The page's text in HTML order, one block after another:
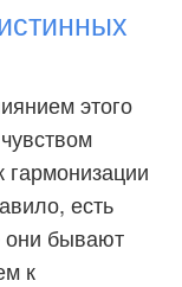
этого
есть
они бывают
к